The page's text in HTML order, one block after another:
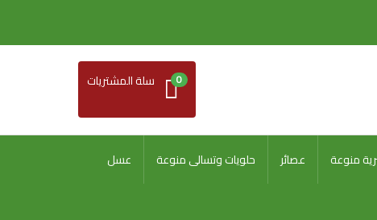
0 سلة المشتريات
منوعة عصائر حلويات وتسالى منوعة عسل